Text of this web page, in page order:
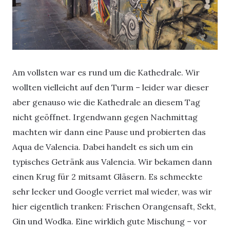
Am vollsten war es rund um die Kathedrale. Wir
wollten vielleicht auf den Turm – leider war dieser
aber genauso wie die Kathedrale an diesem Tag
nicht geöffnet. Irgendwann gegen Nachmittag
machten wir dann eine Pause und probierten das
Aqua de Valencia. Dabei handelt es sich um ein
typisches Getränk aus Valencia. Wir bekamen dann
einen Krug für 2 mitsamt Gläsern. Es schmeckte
sehr lecker und Google verriet mal wieder, was wir
hier eigentlich tranken: Frischen Orangensaft, Sekt,
Gin und Wodka. Eine wirklich gute Mischung – vor